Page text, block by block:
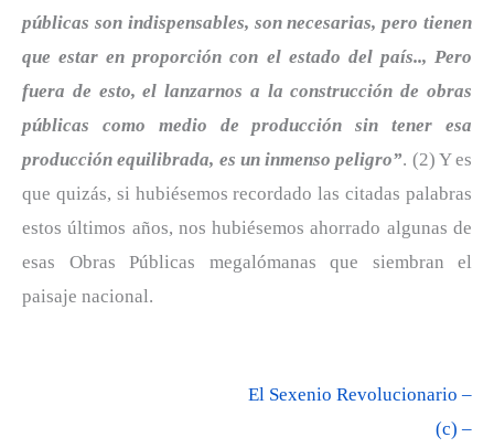
públicas son indispensables, son necesarias, pero tienen
que estar en proporción con el estado del país.., Pero
fuera de esto, el lanzarnos a la construcción de obras
públicas como medio de producción sin tener esa
producción equilibrada, es un inmenso peligro”. (2) Y es
que quizás, si hubiésemos recordado las citadas palabras
estos últimos años, nos hubiésemos ahorrado algunas de
esas Obras Públicas megalómanas que siembran el
paisaje nacional.
El Sexenio Revolucionario –
(c) –